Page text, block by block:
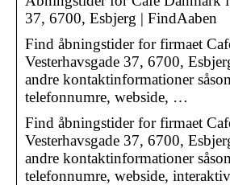
37, 6700, Esbjerg | FindAaben
Find åbningstider for firmaet
Vesterhavsgade 37, 6700,
andre kontaktinformationer
telefonnumre, webside, …
Find åbningstider for firmaet
Vesterhavsgade 37, 6700,
andre kontaktinformationer
telefonnumre, webside,